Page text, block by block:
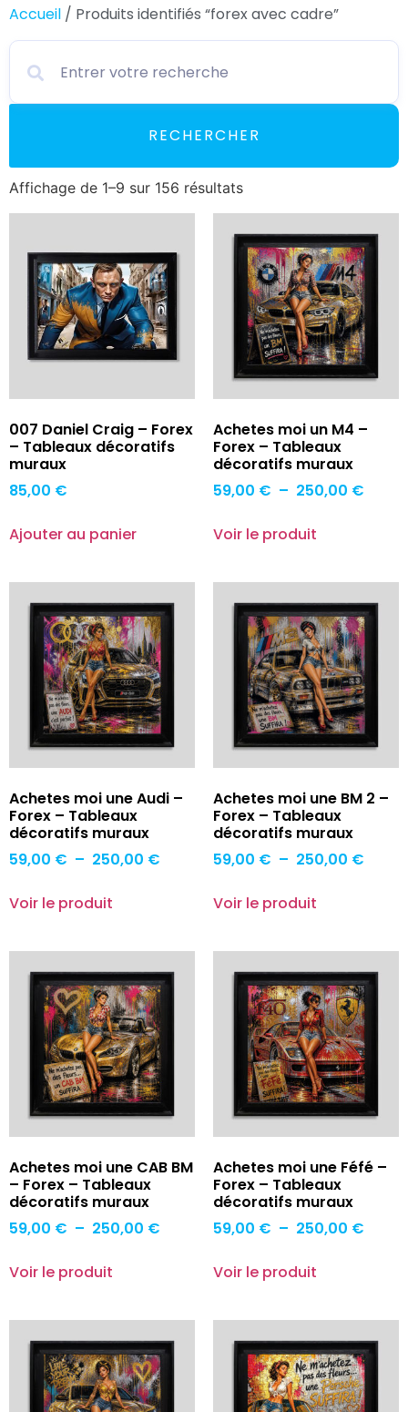
Accueil / Produits identifiés “forex avec cadre”
RECHERCHER
Affichage de 1–9 sur 156 résultats
007 Daniel Craig – Forex
– Tableaux décoratifs
muraux
85,00 €
Ajouter au panier
Achetes moi un M4 –
Forex – Tableaux
décoratifs muraux
59,00 € – 250,00 €
Voir le produit
Achetes moi une Audi –
Forex – Tableaux
décoratifs muraux
59,00 € – 250,00 €
Voir le produit
Achetes moi une BM 2 –
Forex – Tableaux
décoratifs muraux
59,00 € – 250,00 €
Voir le produit
Achetes moi une CAB BM
– Forex – Tableaux
décoratifs muraux
59,00 € – 250,00 €
Voir le produit
Achetes moi une Féfé –
Forex – Tableaux
décoratifs muraux
59,00 € – 250,00 €
Voir le produit